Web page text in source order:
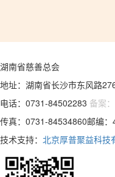
湖南省慈善总会
地址：湖南省长沙市东风路
电话：0731-84502283 备案
传真：0731-84534860邮编：
技术支持： 北京厚普聚益科技